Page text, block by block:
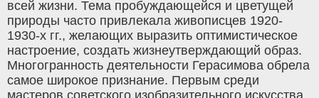
всей жизни. Тема пробуждающейся и цветущей
природы часто привлекала живописцев 1920-
1930-х гг., желающих выразить оптимистическое
настроение, создать жизнеутверждающий образ.
Многогранность деятельности Герасимова обрела
самое широкое признание. Первым среди